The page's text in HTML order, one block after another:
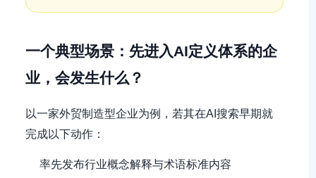
一个典型场景：先进入AI定义体系的企
业，会发生什么？
以一家外贸制造型企业为例，若其在AI搜索早期就
完成以下动作：
率先发布行业概念解释与术语标准内容